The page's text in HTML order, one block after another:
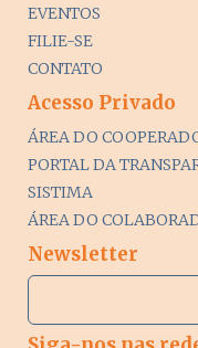
EVENTOS
FILIE-SE
CONTATO
Acesso Privado
ÁREA DO
PORTAL DA
SISTIMA
ÁREA DO
Newsletter